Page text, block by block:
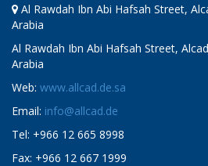
Al Rawdah Ibn Abi Hafsah Street,
Arabia
Al Rawdah Ibn Abi Hafsah Street,
Arabia
Web: www.allcad.de.sa
Email: info@allcad.de
Tel: +966 12 665 8998
Fax: +966 12 667 1999